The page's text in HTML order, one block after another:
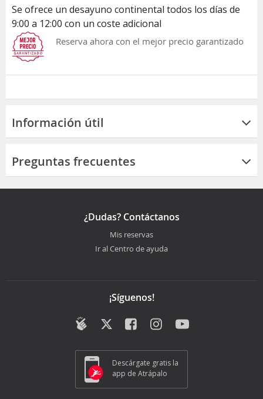
Se ofrece un desayuno continental todos los días de
9:00 a 12:00 con un coste adicional
Reserva ahora con el mejor precio garantizado
Información útil
Preguntas frecuentes
¿Dudas? Contáctanos
Mis reservas
Ir al Centro de ayuda
¡Síguenos!
Descárgate gratis la
app de Atrápalo